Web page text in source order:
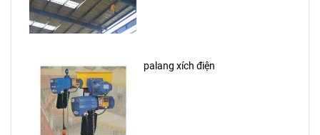
palang xích điện